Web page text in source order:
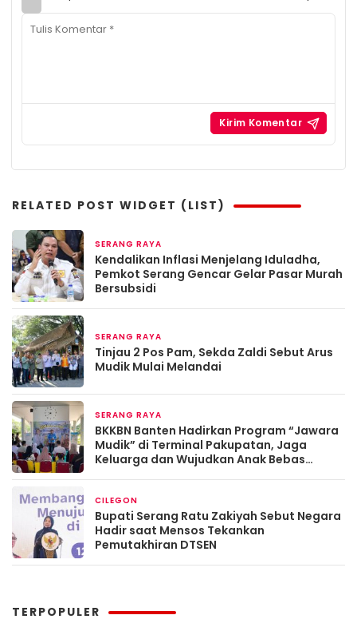
RELATED POST WIDGET (LIST)
SERANG RAYA
Kendalikan Inflasi Menjelang Iduladha,
Pemkot Serang Gencar Gelar Pasar Murah
Bersubsidi
SERANG RAYA
Tinjau 2 Pos Pam, Sekda Zaldi Sebut Arus
Mudik Mulai Melandai
SERANG RAYA
BKKBN Banten Hadirkan Program “Jawara
Mudik” di Terminal Pakupatan, Jaga
Keluarga dan Wujudkan Anak Bebas
CILEGON
Bupati Serang Ratu Zakiyah Sebut Negara
Hadir saat Mensos Tekankan
Pemutakhiran DTSEN
TERPOPULER